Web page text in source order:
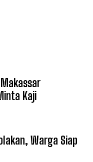
Kaji
Warga Siap